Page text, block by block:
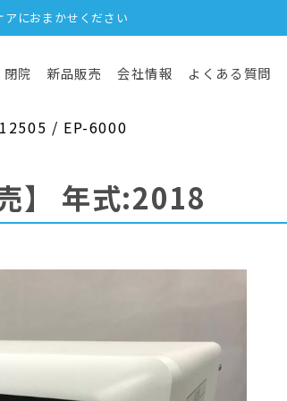
におまかせください
院 新品販売 会社情報 よくある質問
/ EP-6000
】 年式:2018